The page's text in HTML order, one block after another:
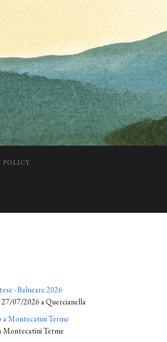
POLICY
- Balneare 2026
07/2026 a Quercianella
a Montecatini Terme
Montecatini Terme